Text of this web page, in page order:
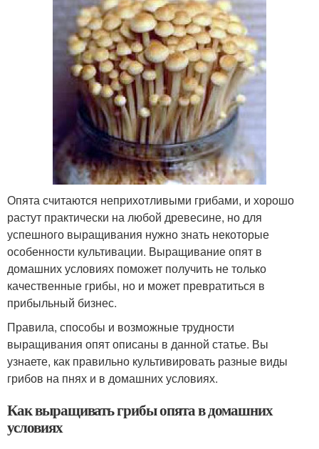
Опята считаются неприхотливыми грибами, и хорошо
растут практически на любой древесине, но для
успешного выращивания нужно знать некоторые
особенности культивации. Выращивание опят в
домашних условиях поможет получить не только
качественные грибы, но и может превратиться в
прибыльный бизнес.
Правила, способы и возможные трудности
выращивания опят описаны в данной статье. Вы
узнаете, как правильно культивировать разные виды
грибов на пнях и в домашних условиях.
Как выращивать грибы опята в домашних
условиях